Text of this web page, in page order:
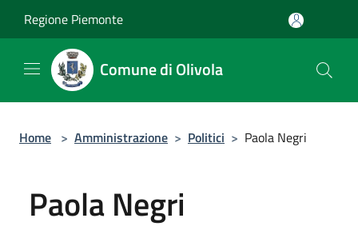
Regione Piemonte
Comune di Olivola
Home > Amministrazione > Politici > Paola Negri
Paola Negri